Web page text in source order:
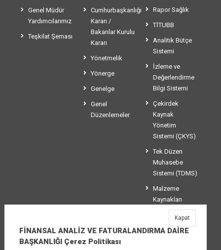
Genel Müdür
Yardımcılarımız
Teşkilat Şeması
Cumhurbaşkanlığı
Kararı /
Bakanlar Kurulu
Kararı
Yönetmelik
Yönerge
Genelge
Genel
Düzenlemeler
Rapor Sağlık
TİTUBB
Analitik Bütçe
Sistemi
İzleme ve
Değerlendirme
Bilgi Sistemi
Çekirdek
Kaynak
Yönetim
Sistemi (ÇKYS)
Tek Düzen
Muhasebe
Sistemi (TDMS)
Malzeme
Kaynakları
Yönetim
Sistemi (MKYS)
FİNANSAL ANALİZ VE FATURALANDIRMA DAİRE
BAŞKANLIĞI Çerez Politikası
Kapat